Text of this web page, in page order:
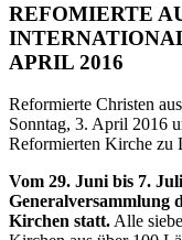
REFOMIERTE
APRIL 2016
Reformierte Christen
Sonntag, 3. April 2016
Reformierten Kirche zu
Vom 29. Juni bis 7.
Generalversammlung
Kirchen statt.Alle